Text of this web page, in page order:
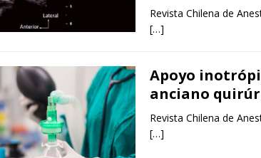
Revista Chilena de
[…]
Apoyo
anciano
Revista Chilena de
[…]